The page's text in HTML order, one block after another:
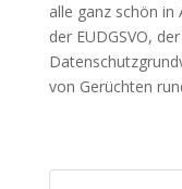
alle ganz schön
der EUDGSVO,
von Gerüchten